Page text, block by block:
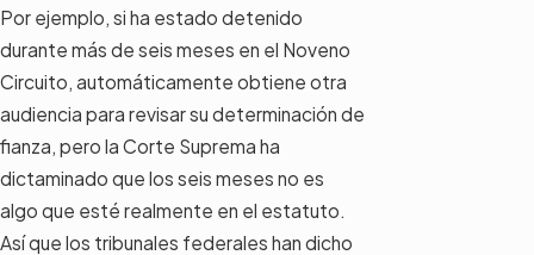
Por ejemplo, si ha estado detenido
durante más de seis meses en el Noveno
Circuito, automáticamente obtiene otra
audiencia para revisar su determinación de
fianza, pero la Corte Suprema ha
dictaminado que los seis meses no es
algo que esté realmente en el estatuto.
Así que los tribunales federales han dicho